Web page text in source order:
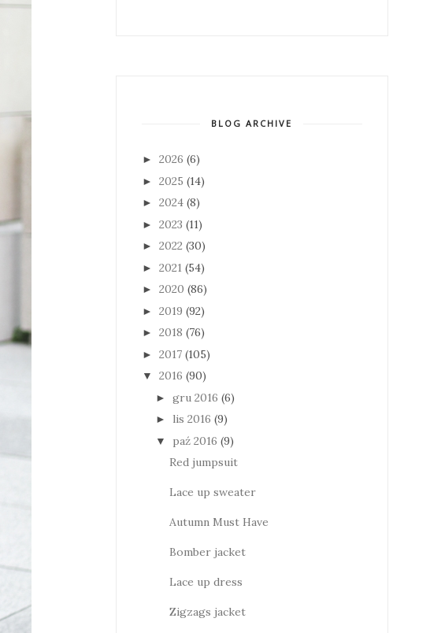
BLOG ARCHIVE
► 2026 (6)
► 2025 (14)
► 2024 (8)
► 2023 (11)
► 2022 (30)
► 2021 (54)
► 2020 (86)
► 2019 (92)
► 2018 (76)
► 2017 (105)
▼ 2016 (90)
► gru 2016 (6)
► lis 2016 (9)
▼ paź 2016 (9)
Red jumpsuit
Lace up sweater
Autumn Must Have
Bomber jacket
Lace up dress
Zigzags jacket